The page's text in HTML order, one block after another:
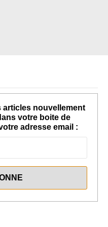
articles nouvellement
votre boite de
adresse email :